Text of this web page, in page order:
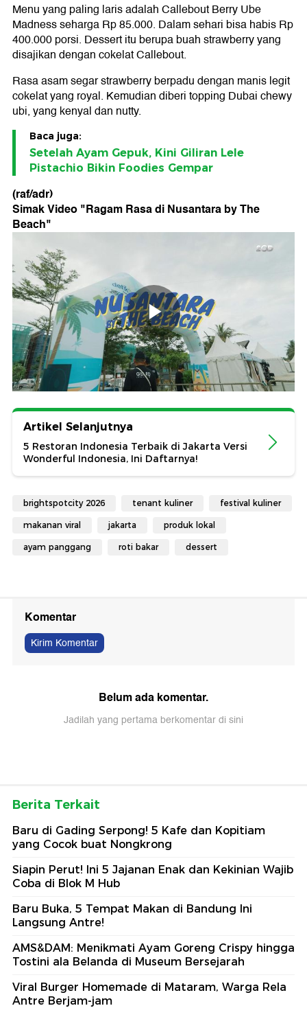
Menu yang paling laris adalah Callebout Berry Ube
Madness seharga Rp 85.000. Dalam sehari bisa habis Rp
400.000 porsi. Dessert itu berupa buah strawberry yang
disajikan dengan cokelat Callebout.
Rasa asam segar strawberry berpadu dengan manis legit
cokelat yang royal. Kemudian diberi topping Dubai chewy
ubi, yang kenyal dan nutty.
Baca juga:
Setelah Ayam Gepuk, Kini Giliran Lele
Pistachio Bikin Foodies Gempar
(raf/adr)
Simak Video "Ragam Rasa di Nusantara by The
Beach"
Artikel Selanjutnya
5 Restoran Indonesia Terbaik di Jakarta Versi
Wonderful Indonesia, Ini Daftarnya!
brightspotcity 2026 tenant kuliner festival kuliner
makanan viral jakarta produk lokal
ayam panggang roti bakar dessert
Komentar
Kirim Komentar
Belum ada komentar.
Jadilah yang pertama berkomentar di sini
Berita Terkait
Baru di Gading Serpong! 5 Kafe dan Kopitiam
yang Cocok buat Nongkrong
Siapin Perut! Ini 5 Jajanan Enak dan Kekinian Wajib
Coba di Blok M Hub
Baru Buka, 5 Tempat Makan di Bandung Ini
Langsung Antre!
AMS&DAM: Menikmati Ayam Goreng Crispy hingga
Tostini ala Belanda di Museum Bersejarah
Viral Burger Homemade di Mataram, Warga Rela
Antre Berjam-jam